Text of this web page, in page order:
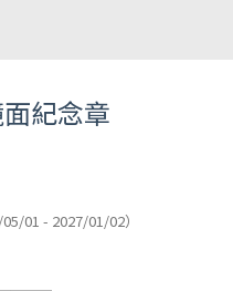
紀念章
01 - 2027/01/02）